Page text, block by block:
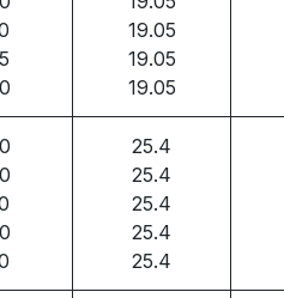
19.05
19.05
19.05
25.4
25.4
25.4
25.4
25.4